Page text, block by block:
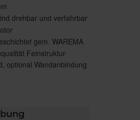
drehbar und verfahrbar
gem. WAREMA
Feinstruktur
optional Wandanbindung